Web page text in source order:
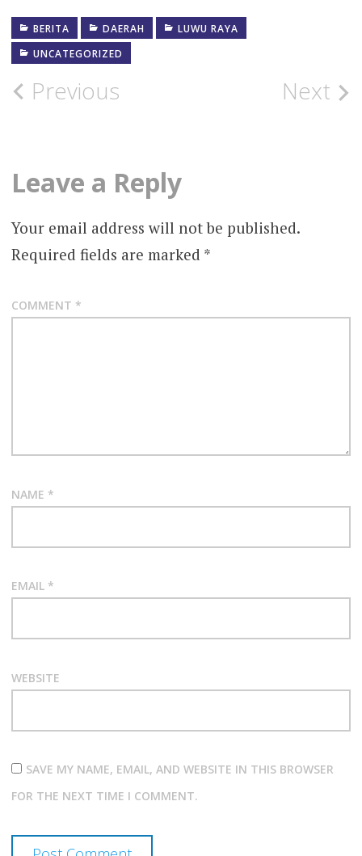
Link
BERITA DAERAH
LUWU RAYA
UNCATEGORIZED
Post
Previous Next
Leave a Reply
Your email address will not be published.
Required fields are marked *
COMMENT *
NAME *
EMAIL *
WEBSITE
SAVE MY NAME, EMAIL, AND WEBSITE IN THIS BROWSER
FOR THE NEXT TIME I COMMENT.